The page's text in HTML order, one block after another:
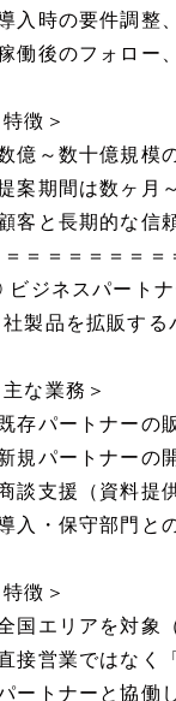
入時の要件調整
働後のフォロー
徴＞
億～数十億規模
案期間は数ヶ月
客と長期的な信
＝＝＝＝＝＝＝
ジネスパートナ
製品を拡販する
な業務＞
存パートナーの
規パートナーの
談支援（資料提
入・保守部門と
徴＞
国エリアを対象
接営業ではなく
ートナーと協働